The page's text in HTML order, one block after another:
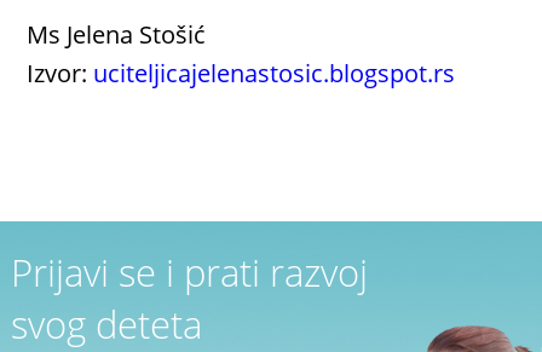
Ms Jelena Stošić
Izvor: uciteljicajelenastosic.blogspot.rs
Prijavi se i prati razvoj
svog deteta